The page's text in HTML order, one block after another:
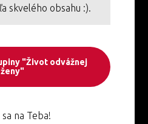
skvelého obsahu :).
"Život odvážnej
ženy"
na Teba!